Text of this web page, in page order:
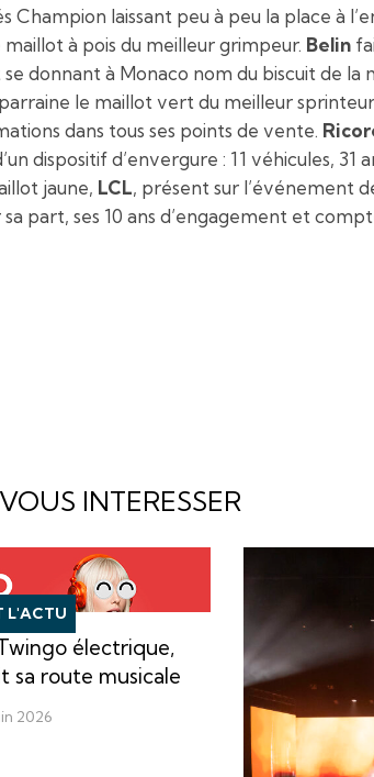
Champion laissant peu à peu la place à
à pois du meilleur grimpeur. Belin
donnant à Monaco nom du biscuit de la
le maillot vert du meilleur
dans tous ses points de vente.
dispositif d’envergure : 11 véhicules, 31
jaune, LCL, présent sur l’événement
part, ses 10 ans d’engagement et
INTERESSER
L'ACTU
électrique,
sa route musicale
2026